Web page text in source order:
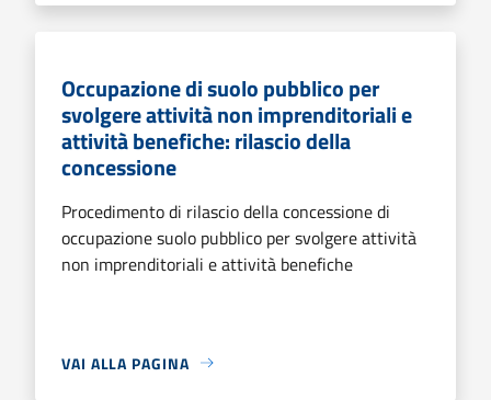
Occupazione di suolo pubblico per
svolgere attività non imprenditoriali e
attività benefiche: rilascio della
concessione
Procedimento di rilascio della concessione di
occupazione suolo pubblico per svolgere attività
non imprenditoriali e attività benefiche
VAI ALLA PAGINA